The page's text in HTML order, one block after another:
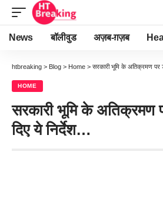
News बॉलीवुड अज़ब-ग़ज़ब
htbreaking > Blog > Home > सरकारी भूमि के अतिक्रमण पर
HOME
सरकारी भूमि के अतिक्रमण
दिए ये निर्देश…